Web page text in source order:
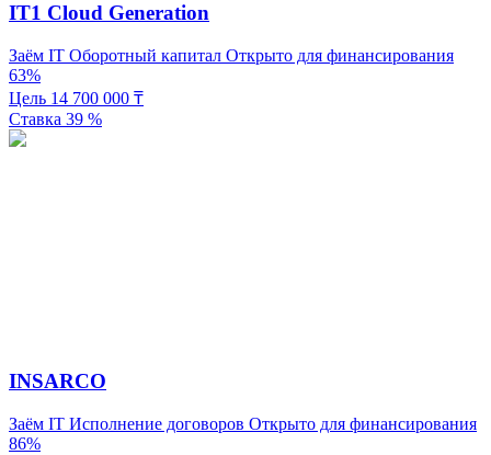
IT1 Cloud Generation
Заём IT Оборотный капитал Открыто для финансирования
63%
Цель 14 700 000 ₸
Ставка 39 %
INSARCO
Заём IT Исполнение договоров Открыто для финансирования
86%